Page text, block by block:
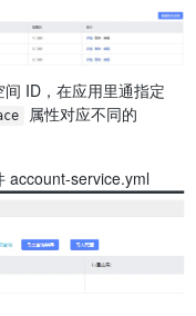
ID，在应用里通指定
属性对应不同的
account-service.yml